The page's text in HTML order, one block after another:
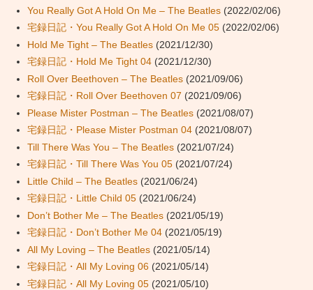
You Really Got A Hold On Me – The Beatles(2022/02/06)
宅録日記・You Really Got A Hold On Me 05(2022/02/06)
Hold Me Tight – The Beatles(2021/12/30)
宅録日記・Hold Me Tight 04(2021/12/30)
Roll Over Beethoven – The Beatles(2021/09/06)
宅録日記・Roll Over Beethoven 07 (2021/09/06)
Please Mister Postman – The Beatles(2021/08/07)
宅録日記・Please Mister Postman 04(2021/08/07)
Till There Was You – The Beatles(2021/07/24)
宅録日記・Till There Was You 05(2021/07/24)
Little Child – The Beatles(2021/06/24)
宅録日記・Little Child 05(2021/06/24)
Don’t Bother Me – The Beatles(2021/05/19)
宅録日記・Don’t Bother Me 04(2021/05/19)
All My Loving – The Beatles(2021/05/14)
宅録日記・All My Loving 06(2021/05/14)
宅録日記・All My Loving 05(2021/05/10)